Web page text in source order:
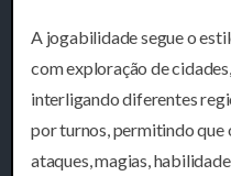
A jogabilidade segue o
com exploração de
interligando diferentes
por turnos, permitindo que
ataques, magias,